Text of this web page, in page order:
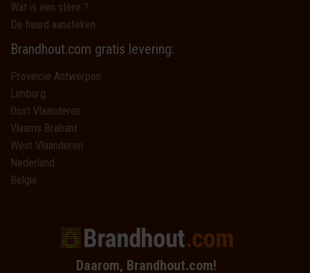
Wat is een stère ?
De haard aansteken
Brandhout.com gratis levering:
Provincie Antwerpen
Limburg
Oost Vlaanderen
Vlaams Brabant
West Vlaanderen
Nederland
België
Daarom, Brandhout.com!